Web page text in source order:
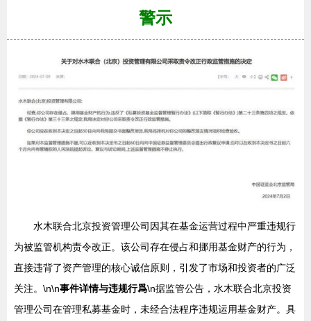
警示
水木联合北京投资管理公司因其在基金运营过程中严重违规行
为被监管机构责令改正。该公司存在侵占和挪用基金财产的行为，
直接违背了资产管理的核心诚信原则，引发了市场和投资者的广泛
关注。\n\n事件详情与违规行爲\n据监管公告，水木联合北京投资
管理公司在管理私募基金时，未经合法程序违规运用基金财产。具